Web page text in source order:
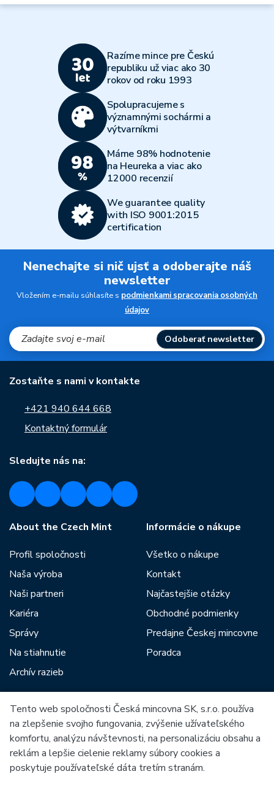
Razíme mince pre Českú
republiku už viac ako 30
rokov od roku 1993
Spolupracujeme s
významnými sochármi a
výtvarníkmi
Máme 98% hodnotenie
na Heureka a viac ako
12000 recenzií
We guarantee quality
with ISO 9001:2015
certification
Nenechajte si nič ujsť a odoberajte náš
newsletter
Vložením e-mailu súhlasíte s podmienkami spracovania osobných
údajov
Odoberať newsletter
Zostaňte s nami v kontakte
+421 940 644 668
Kontaktný formulár
Sledujte nás na:
About the Czech Mint
Profil spoločnosti
Naša výroba
Naši partneri
Kariéra
Správy
Na stiahnutie
Archív razieb
Informácie o nákupe
Všetko o nákupe
Kontakt
Najčastejšie otázky
Obchodné podmienky
Predajne Českej mincovne
Poradca
Medzi našich partnerov patria:
Tento web spoločnosti Česká mincovna SK, s.r.o. používa
na zlepšenie svojho fungovania, zvýšenie užívateľského
komfortu, analýzu návštevnosti, na personalizáciu obsahu a
reklám a lepšie cielenie reklamy súbory cookies a
poskytuje používateľské dáta tretím stranám.